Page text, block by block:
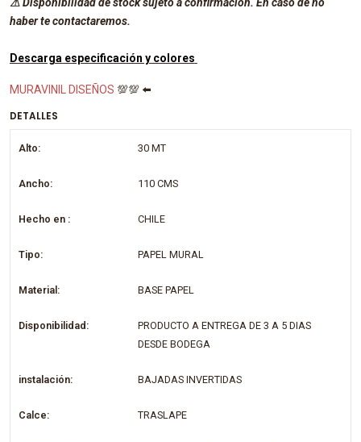
haber te contactaremos.
Descarga especificación y colores
MURAVINIL DISEÑOS 💯💯 ⬅️
DETALLES
Alto: 30 MT
Ancho: 110 CMS
Hecho en : CHILE
Tipo: PAPEL MURAL
Material: BASE PAPEL
Disponibilidad:
PRODUCTO A ENTREGA DE 3 A 5 DIAS
DESDE BODEGA
instalación: BAJADAS INVERTIDAS
Calce: TRASLAPE